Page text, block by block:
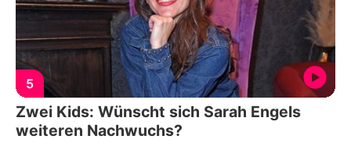
5
Zwei Kids: Wünscht sich Sarah Engels
weiteren Nachwuchs?